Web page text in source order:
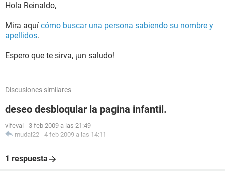
Hola Reinaldo,
Mira aquí cómo buscar una persona sabiendo su nombre y
apellidos.
Espero que te sirva, ¡un saludo!
Discusiones similares
deseo desbloquiar la pagina infantil.
vifeval - 3 feb 2009 a las 21:49
mudai22 - 4 feb 2009 a las 14:11
1 respuesta